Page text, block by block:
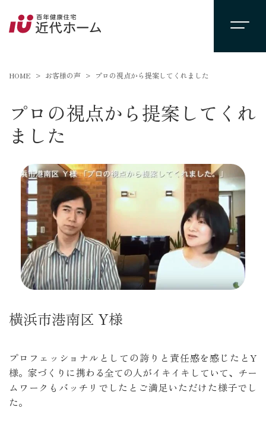
HOME お客様の声 プロの視点から提案してくれました
プロの視点から提案してくれ
ました
横浜市港南区 Y様
プロフェッショナルとしての誇りと責任感を感じたとY
様。家づくりに携わる全ての人がイキイキしていて、チー
ムワークもバッチリでしたとご満足いただけた様子でし
た。